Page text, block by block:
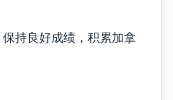
持良好成绩，积累加拿